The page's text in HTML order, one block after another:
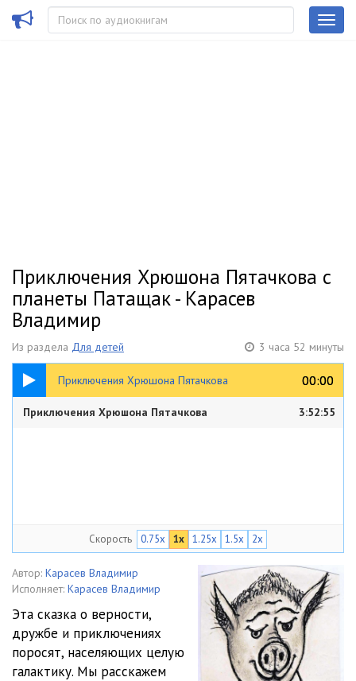
Приключения Хрюшона Пятачкова с
планеты Патащак - Карасев
Владимир
Из раздела Для детей 3 часа 52 минуты
Приключения Хрюшона Пятачкова 00:00
00:00
3:52:55
Приключения Хрюшона Пятачкова 3:52:55
Скорость 0.75x 1x 1.25x 1.5x 2x
Автор: Карасев Владимир
Исполняет: Карасев Владимир
Эта сказка о верности,
дружбе и приключениях
поросят, населяющих целую
галактику. Мы расскажем